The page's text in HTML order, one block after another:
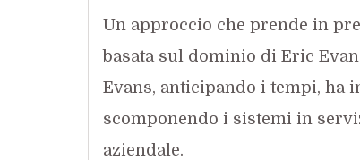
Un approccio che prende in
basata sul dominio di Eric
Evans, anticipando i tempi, ha
scomponendo i sistemi in
aziendale.